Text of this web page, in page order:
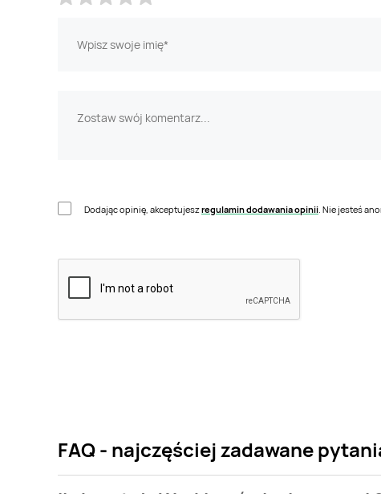
Dodając opinię, akceptujeszregulamin dodawania opinii . Nie jesteś
FAQ - najczęściej zadawane